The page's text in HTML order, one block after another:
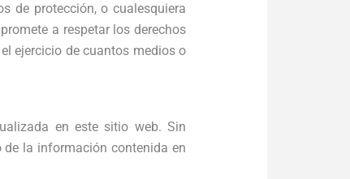
de protección, o cualesquiera
a respetar los derechos
ejercicio de cuantos medios o
en este sitio web. Sin
la información contenida en